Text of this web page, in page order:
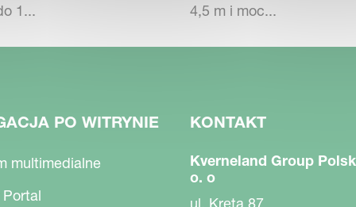
natychmiast. Jutro warunki mogą
przejeździe oszczędza czas i paliwo. To
1...
4,5 m i moc...
PO WITRYNIE
multimedialne
KONTAKT
Kverneland Group
o. o
ul. Kręta 87